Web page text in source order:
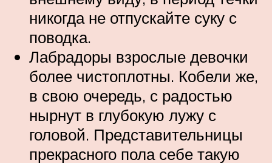
никогда не отпускайте суку с
поводка.
Лабрадоры взрослые девочки
более чистоплотны. Кобели же,
в свою очередь, с радостью
нырнут в глубокую лужу с
головой. Представительницы
прекрасного пола себе такую